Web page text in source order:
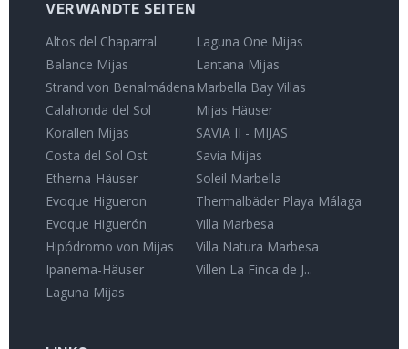
VERWANDTE SEITEN
Altos del Chaparral
Balance Mijas
Strand von Benalmádena
Calahonda del Sol
Korallen Mijas
Costa del Sol Ost
Etherna-Häuser
Evoque Higueron
Evoque Higuerón
Hipódromo von Mijas
Ipanema-Häuser
Laguna Mijas
Laguna One Mijas
Lantana Mijas
Marbella Bay Villas
Mijas Häuser
SAVIA II - MIJAS
Savia Mijas
Soleil Marbella
Thermalbäder Playa Málaga
Villa Marbesa
Villa Natura Marbesa
Villen La Finca de J...